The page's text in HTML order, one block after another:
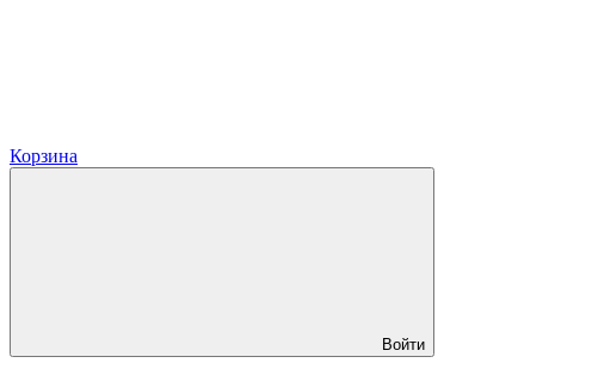
Корзина
Войти